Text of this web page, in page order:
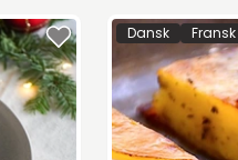
Dansk Fransk